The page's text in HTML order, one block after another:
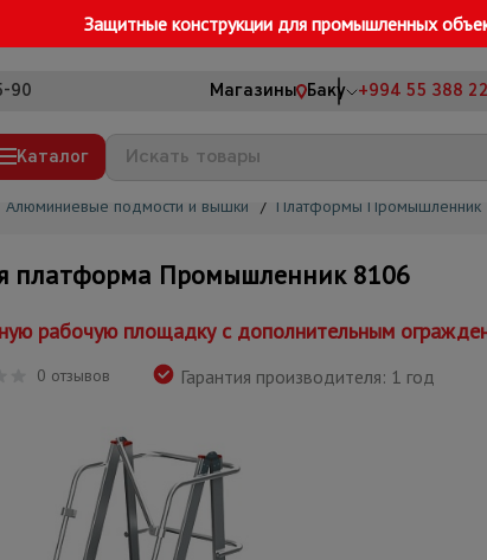
Защитные конструкции для промышленных
90 Магазины Баку +994 55 388
Каталог
оборудование
Алюминиевые подмости и вышки / Платформы Промышленник
платформа Промышленник 8106
рабочую площадку с дополнительным
0 отзывов Гарантия производителя: 1 год